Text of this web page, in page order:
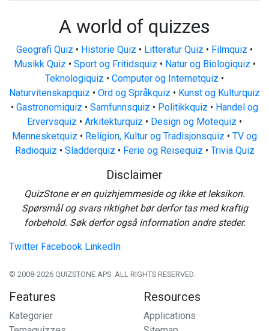
A world of quizzes
Geografi Quiz • Historie Quiz • Litteratur Quiz • Filmquiz •
Musikk Quiz • Sport og Fritidsquiz • Natur og Biologiquiz •
Teknologiquiz • Computer og Internetquiz •
Naturvitenskapquiz • Ord og Språkquiz • Kunst og Kulturquiz
• Gastronomiquiz • Samfunnsquiz • Politikkquiz • Handel og
Ervervsquiz • Arkitekturquiz • Design og Motequiz •
Mennesketquiz • Religion, Kultur og Tradisjonsquiz • TV og
Radioquiz • Sladderquiz • Ferie og Reisequiz • Trivia Quiz
Disclaimer
QuizStone er en quizhjemmeside og ikke et leksikon.
Spørsmål og svars riktighet bør derfor tas med kraftig
forbehold. Søk derfor også information andre steder.
Twitter Facebook LinkedIn
© 2008-2026 QUIZSTONE APS. ALL RIGHTS RESERVED.
Features
Kategorier
Resources
Applications